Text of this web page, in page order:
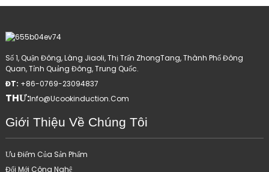
Số 1, Quận Đông, Làng Jiaoli, Thị Trấn ZhongTang, Thành Phố Đông
Quan, Tỉnh Quảng Đông, Trung Quốc.
ĐT: +86-0769-23094837
THƯ:Info@ucookinduction.com
Giới Thiệu Về Chúng Tôi
Ưu Điểm Của Sản Phẩm
Đổi Mới Công Nghệ